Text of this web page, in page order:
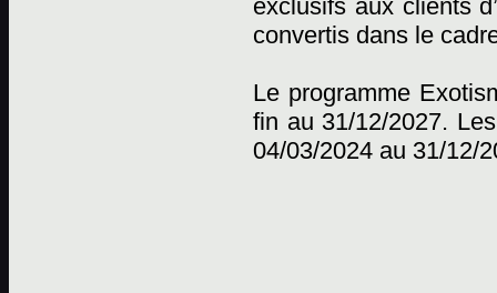
exclusifs aux clients
convertis dans le
Le programme
fin au 31/12/2027.
04/03/2024 au 31/12/